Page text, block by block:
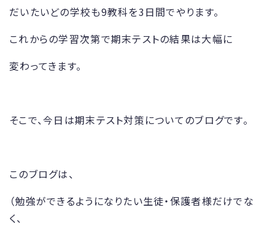
だいたいどの学校も9教科を3日間でやります。
これからの学習次第で期末テストの結果は大幅に
変わってきます。
そこで、今日は期末テスト対策についてのブログです。
このブログは、
（勉強ができるようになりたい生徒・保護者様だけでな
く、